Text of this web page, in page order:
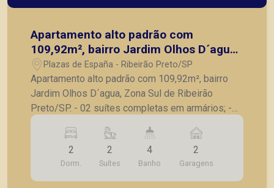
Apartamento alto padrão com
109,92m², bairro Jardim Olhos D´agua,
Zona Sul de Ribeirão Preto/SP.
Plazas de España - Ribeirão Preto/SP
Apartamento alto padrão com 109,92m², bairro
Jardim Olhos D´agua, Zona Sul de Ribeirão
Preto/SP. - 02 suítes completas em armários; -
Sala para 2 ambientes; - Lavabo; - Varanda
gourmet com churrasqueira e fechada em vidro; -
Cozinha com armários planejados; - Lavanderia; -
2 vagas de garagem. A Piramid tem como
objetivo atender seus clientes com agilidade e
2
Dorm.
2
Suítes
4
Banho
2
Garagens